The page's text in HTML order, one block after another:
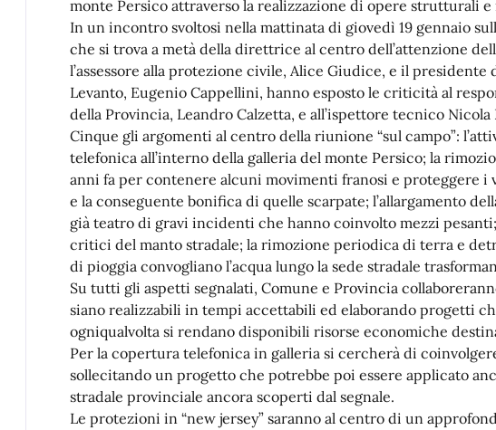
monte Persico attraverso la realizzazione di opere strutturali
In un incontro svoltosi nella mattinata di giovedì 19 gennaio
che si trova a metà della direttrice al centro dell’attenzione
l’assessore alla protezione civile, Alice Giudice, e il presidente
Levanto, Eugenio Cappellini, hanno esposto le criticità al
della Provincia, Leandro Calzetta, e all’ispettore tecnico Nicola
Cinque gli argomenti al centro della riunione “sul campo”:
telefonica all’interno della galleria del monte Persico; la
anni fa per contenere alcuni movimenti franosi e proteggere i
e la conseguente bonifica di quelle scarpate; l’allargamento
già teatro di gravi incidenti che hanno coinvolto mezzi
critici del manto stradale; la rimozione periodica di terra e
di pioggia convogliano l’acqua lungo la sede stradale
Su tutti gli aspetti segnalati, Comune e Provincia
siano realizzabili in tempi accettabili ed elaborando progetti
ogniqualvolta si rendano disponibili risorse economiche
Per la copertura telefonica in galleria si cercherà di
sollecitando un progetto che potrebbe poi essere applicato
stradale provinciale ancora scoperti dal segnale.
Le protezioni in “new jersey” saranno al centro di un